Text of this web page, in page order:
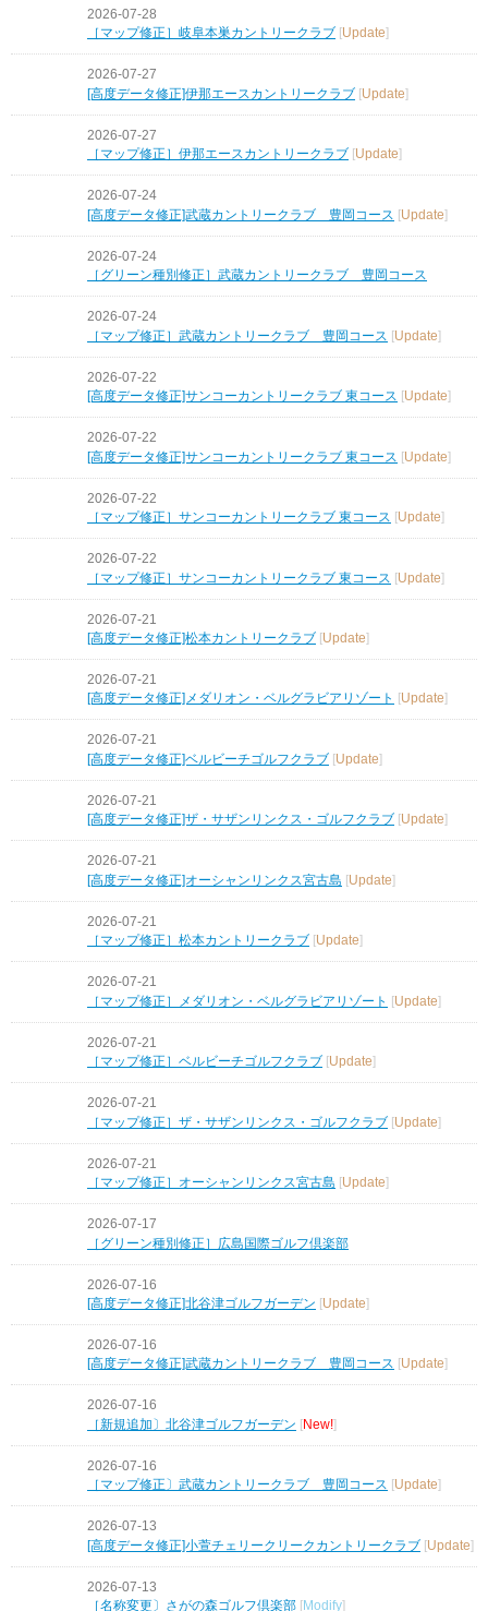
2026-07-28
［マップ修正］岐阜本巣カントリークラブ
Update
2026-07-27
[高度データ修正]伊那エースカントリークラブ [Update]
2026-07-27
［マップ修正］伊那エースカントリークラブ
Update
2026-07-24
[高度データ修正]武蔵カントリークラブ 豊岡コース [Update]
2026-07-24
［グリーン種別修正］武蔵カントリークラブ 豊岡コース
2026-07-24
［マップ修正］武蔵カントリークラブ 豊岡コース [Update]
2026-07-22
[高度データ修正]サンコーカントリークラブ 東コース [Update]
2026-07-22
[高度データ修正]サンコーカントリークラブ 東コース [Update]
2026-07-22
［マップ修正］サンコーカントリークラブ 東コース [Update]
2026-07-22
［マップ修正］サンコーカントリークラブ 東コース [Update]
2026-07-21
[高度データ修正]松本カントリークラブ [Update]
2026-07-21
[高度データ修正]メダリオン・ベルグラビアリゾート
Update
2026-07-21
[高度データ修正]ベルビーチゴルフクラブ [Update]
2026-07-21
[高度データ修正]ザ・サザンリンクス・ゴルフクラブ
Update
2026-07-21
[高度データ修正]オーシャンリンクス宮古島 [Update]
2026-07-21
［マップ修正］松本カントリークラブ
Update
2026-07-21
［マップ修正］メダリオン・ベルグラビアリゾート
[Update]
2026-07-21
［マップ修正］ベルビーチゴルフクラブ [Update]
2026-07-21
［マップ修正］ザ・サザンリンクス・ゴルフクラブ [Update]
2026-07-21
［マップ修正］オーシャンリンクス宮古島 [Update]
2026-07-17
［グリーン種別修正］広島国際ゴルフ倶楽部
2026-07-16
[高度データ修正]北谷津ゴルフガーデン [Update]
2026-07-16
[高度データ修正]武蔵カントリークラブ 豊岡コース
Update
2026-07-16
［新規追加〕北谷津ゴルフガーデン [New!]
2026-07-16
［マップ修正〕武蔵カントリークラブ 豊岡コース
Update
2026-07-13
[高度データ修正]小萱チェリークリークカントリークラブ [Update]
2026-07-13
［名称変更〕さがの森ゴルフ倶楽部
Modify